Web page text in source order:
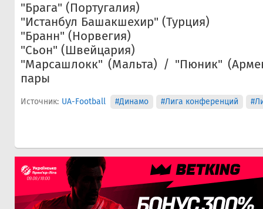
"Брага" (Португалия)
"Истанбул Башакшехир" (Турция)
"Бранн" (Норвегия)
"Сьон" (Швейцария)
"Марсашлокк" (Мальта) / "Пюник"
пары
Источник: UA-Football #Динамо #Лига конференций